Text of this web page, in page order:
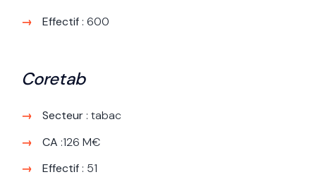
Effectif : 600
Coretab
Secteur : tabac
CA :126 M€
Effectif : 51